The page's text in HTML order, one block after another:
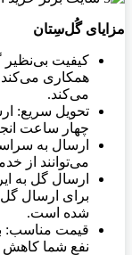
مزایای گُل‌سِتان
کیفیت بی‌نظیر
همکاری می‌کند
می‌کند.
تحویل سریع:
چهار ساعت
ارسال به
می‌توانند از
ارسال گل به
برای ارسال
شده است.
قیمت مناسب:
نفع شما کاهش